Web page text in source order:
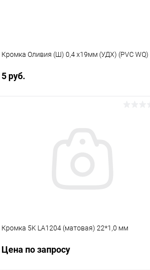
Кромка Оливия (Ш) 0,4 х19мм (УДХ) (PVC WQ)
5 руб.
Кромка 5K LA1204 (матовая) 22*1,0 мм
Цена по запросу